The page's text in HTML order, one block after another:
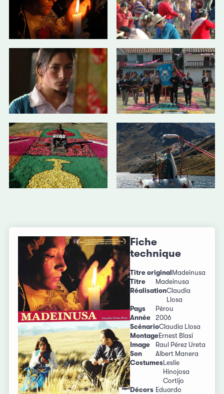
Fiche
technique
Titre original Madeinusa
Titre
Madeinusa
RéalisationClaudia
Llosa
Pays
Pérou
Année
2006
ScénarioClaudia Llosa
MontageErnest Blasi
Image
Raul Pérez Ureta
Son
Albert Manera
Costumes Leslie
Hinojosa
Cortijo
Décors Eduardo